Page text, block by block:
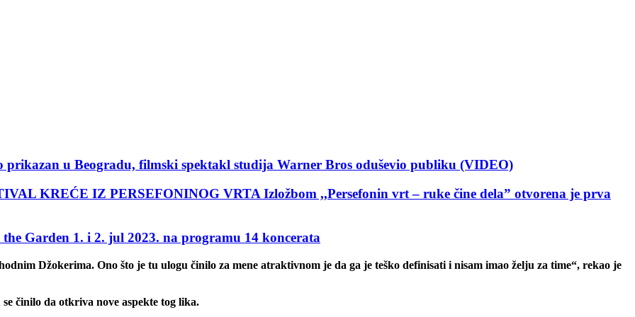
u Beogradu, filmski spektakl studija Warner Bros oduševio publiku (VIDEO)
KREĆE IZ PERSEFONINOG VRTA Izložbom ,,Persefonin vrt – ruke čine dela” otvorena je prva
Garden 1. i 2. jul 2023. na programu 14 koncerata
Džokerima. Ono što je tu ulogu činilo za mene atraktivnom je da ga je teško definisati i nisam imao želju za time“, rekao je
činilo da otkriva nove aspekte tog lika.